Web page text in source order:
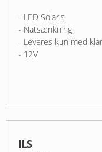
- LED Solaris
- Natsænkning
- Leveres kun med
- 12V
ILS